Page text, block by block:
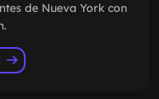
de Nueva York con